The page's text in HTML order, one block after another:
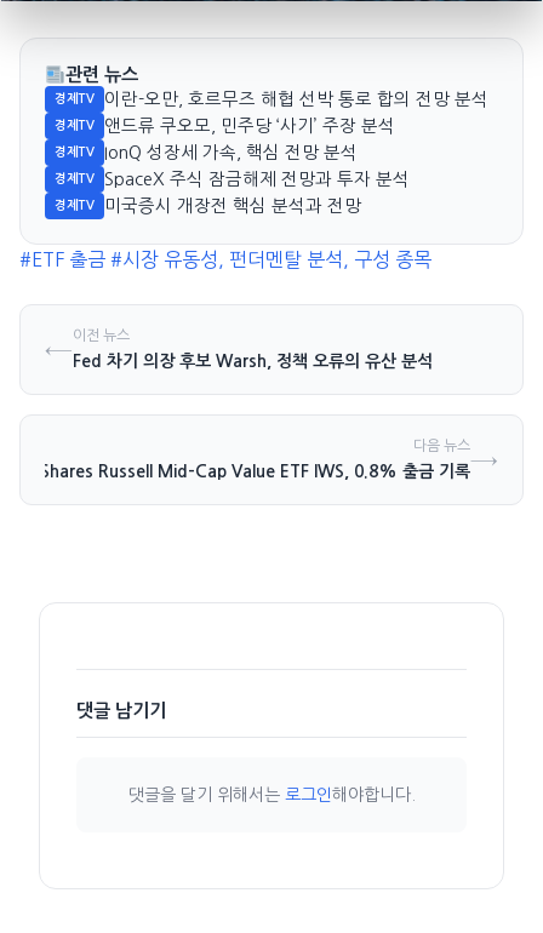
관련 뉴스
경제TV 이란-오만, 호르무즈 해협 선박 통로 합의 전망 분석
경제TV 앤드류 쿠오모, 민주당 ‘사기’ 주장 분석
경제TV IonQ 성장세 가속, 핵심 전망 분석
경제TV SpaceX 주식 잠금해제 전망과 투자 분석
경제TV 미국증시 개장전 핵심 분석과 전망
#ETF 출금 #시장 유동성, 펀더멘탈 분석, 구성 종목
←이전 뉴스
Fed 차기 의장 후보 Warsh, 정책 오류의 유산 분석
다음 뉴스
iShares Russell Mid-Cap Value ETF IWS, 0.8% 출금 기록→
댓글 남기기
댓글을 달기 위해서는 로그인해야합니다.